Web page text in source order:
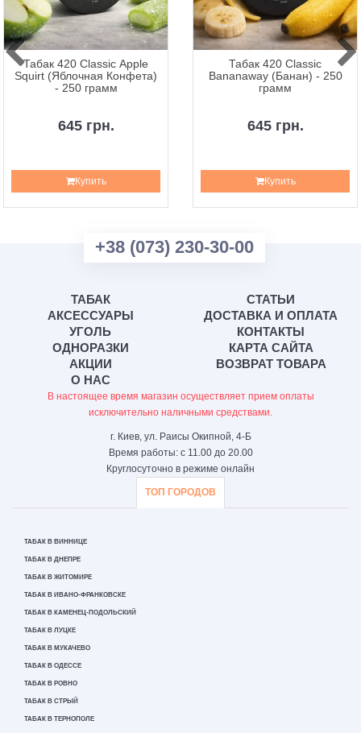
Табак 420 Classic Apple
Squirt (Яблочная Конфета)
- 250 грамм
645 грн.
Купить
Табак 420 Classic
Bananaway (Банан) - 250
грамм
645 грн.
Купить
+38 (073) 230-30-00
ТАБАК
АКСЕССУАРЫ
УГОЛЬ
ОДНОРАЗКИ
АКЦИИ
О НАС
СТАТЬИ
ДОСТАВКА И ОПЛАТА
КОНТАКТЫ
КАРТА САЙТА
ВОЗВРАТ ТОВАРА
В настоящее время магазин осуществляет прием оплаты
исключительно наличными средствами.
г. Киев, ул. Раисы Окипной, 4-Б
Время работы: с 11.00 до 20.00
Круглосуточно в режиме онлайн
ТОП ГОРОДОВ
ТАБАК В ВИННИЦЕ
ТАБАК В ДНЕПРЕ
ТАБАК В ЖИТОМИРЕ
ТАБАК В ИВАНО-ФРАНКОВСКЕ
ТАБАК В КАМЕНЕЦ-ПОДОЛЬСКИЙ
ТАБАК В ЛУЦКЕ
ТАБАК В МУКАЧЕВО
ТАБАК В ОДЕССЕ
ТАБАК В РОВНО
ТАБАК В СТРЫЙ
ТАБАК В ТЕРНОПОЛЕ